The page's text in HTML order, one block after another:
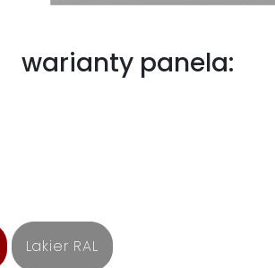
warianty panela:
Lakier RAL